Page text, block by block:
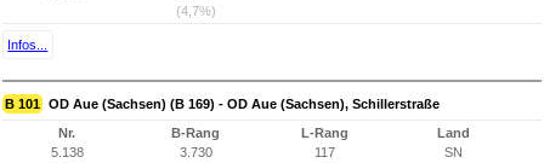
(4,7%)
Infos...
B 101 OD Aue (Sachsen) (B 169) - OD Aue (Sachsen), Schillerstraße
Nr.
5.138
B-Rang
3.730
L-Rang
117
Land
SN